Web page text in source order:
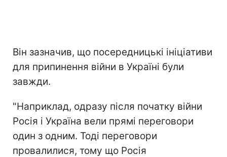
Він зазначив, що посередницькі ініціативи
для припинення війни в Україні були
завжди.
"Наприклад, одразу після початку війни
Росія і Україна вели прямі переговори
один з одним. Тоді переговори
провалилися, тому що Росія